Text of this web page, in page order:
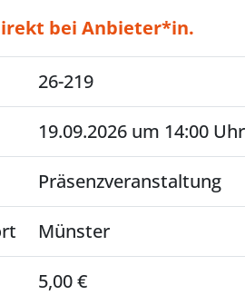
bei Anbieter*in.
26-219
19.09.2026 um 14:00
Präsenzveranstaltung
Münster
5,00 €